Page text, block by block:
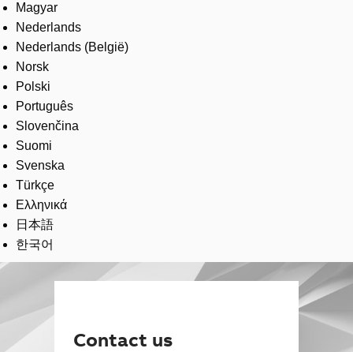
Magyar
Nederlands
Nederlands (België)
Norsk
Polski
Português
Slovenčina
Suomi
Svenska
Türkçe
Ελληνικά
日本語
한국어
Contact us